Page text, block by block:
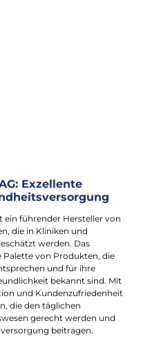
Exzellente
ein führender Hersteller von
die in Kliniken und
werden. Das
von Produkten, die
und für ihre
bekannt sind. Mit
und Kundenzufriedenheit
die den täglichen
gerecht werden und
beitragen.